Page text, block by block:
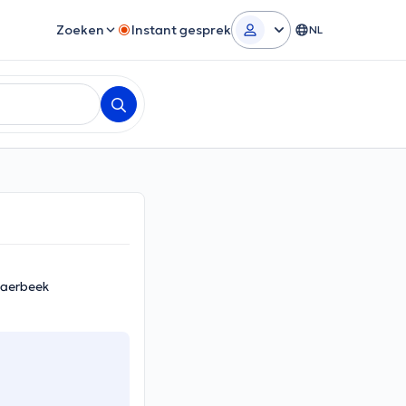
Zoeken Instant gesprek NL